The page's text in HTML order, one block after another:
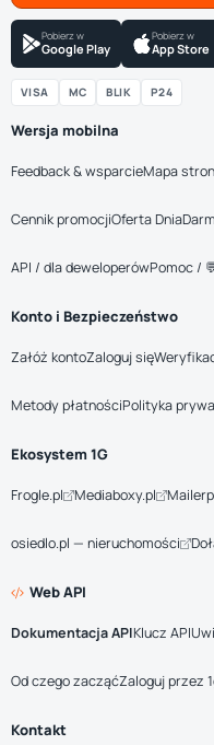
Pobierz w
Google Play
Pobierz w
App Store
VISA MC BLIK P24
Wersja mobilna
Feedback & wsparcieMapa
Cennik promocjiOferta Dnia
API / dla deweloperówPomoc /
Konto i Bezpieczeństwo
Załóż kontoZaloguj się
Metody płatnościPolityka
Ekosystem 1G
Frogle.pl Mediaboxy.pl
osiedlo.pl — nieruchomości
Web API
Dokumentacja APIKlucz API
Od czego zacząćZaloguj przez
Kontakt